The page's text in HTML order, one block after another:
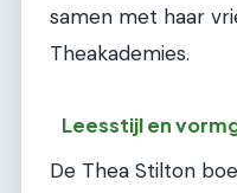
samen met haar
Theakademies.
Leesstijl en
De Thea Stilton